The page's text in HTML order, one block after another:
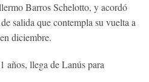
Barros Schelotto, y acordó
salida que contempla su vuelta a
diciembre.
años, llega de Lanús para